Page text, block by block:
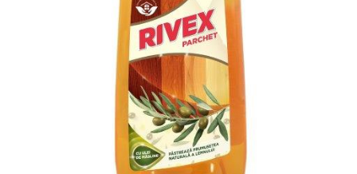
Cosmetice profesionale
Tratamente si masca de par
Vopsea de par si oxidant
Accesorii tuns si vopsit